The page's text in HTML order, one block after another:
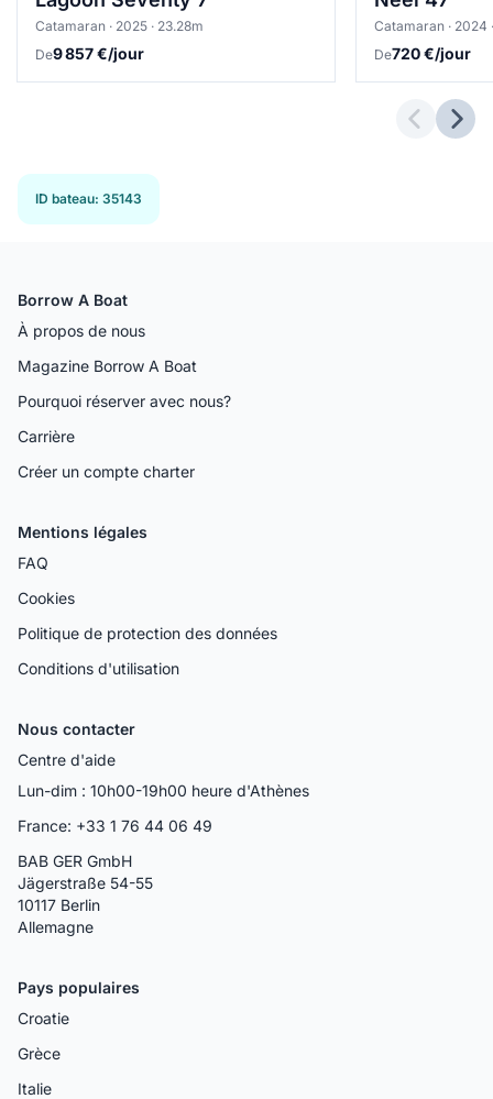
Catamaran · 2025 · 23.28m
De9 857 €/jour
Catamaran · 2024
De720 €/jour
ID bateau: 35143
Borrow A Boat
À propos de nous
Magazine Borrow A Boat
Pourquoi réserver avec nous?
Carrière
Créer un compte charter
Mentions légales
FAQ
Cookies
Politique de protection des données
Conditions d'utilisation
Nous contacter
Centre d'aide
Lun-dim : 10h00-19h00 heure d'Athènes
France: +33 1 76 44 06 49
BAB GER GmbH
Jägerstraße 54-55
10117 Berlin
Allemagne
Pays populaires
Croatie
Grèce
Italie